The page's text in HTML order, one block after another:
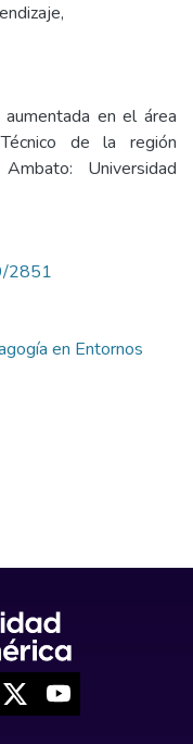
,
en el área
de la región
Universidad
2851
en Entornos